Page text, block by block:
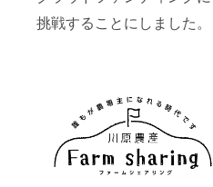
挑戦することにしました。